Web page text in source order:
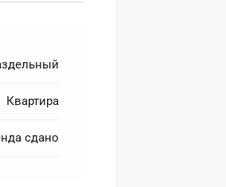
Квартира
сдано